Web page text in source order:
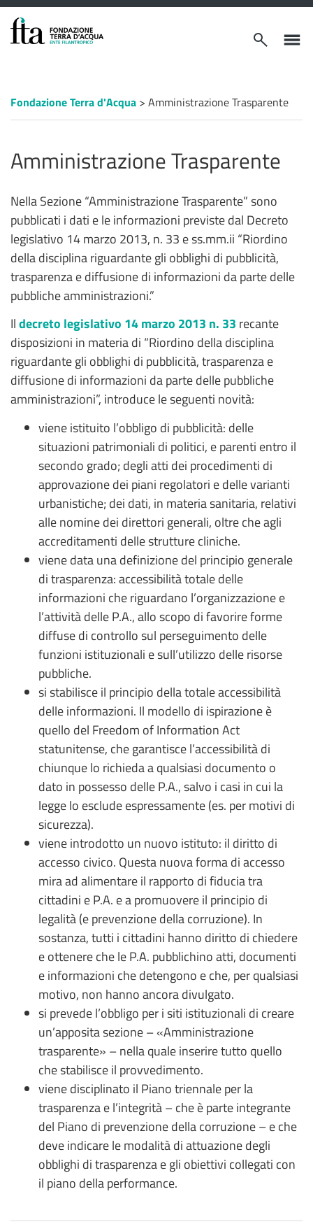
VAI AL CONTENUTO PRINCIPALE
Apri/
Apri/chiudi
Percorso
a
"briciole
Fondazione Terra d'Acqua > Amministrazione Trasparente
Amministrazione Trasparente
Nella Sezione “Amministrazione Trasparente” sono
pubblicati i dati e le informazioni previste dal Decreto
legislativo 14 marzo 2013, n. 33 e ss.mm.ii “Riordino
della disciplina riguardante gli obblighi di pubblicità,
trasparenza e diffusione di informazioni da parte delle
pubbliche amministrazioni.”
Ildecreto legislativo 14 marzo 2013 n. 33 recante
disposizioni in materia di “Riordino della disciplina
riguardante gli obblighi di pubblicità, trasparenza e
diffusione di informazioni da parte delle pubbliche
amministrazioni”, introduce le seguenti novità:
viene istituito l’obbligo di pubblicità: delle
situazioni patrimoniali di politici, e parenti entro il
secondo grado; degli atti dei procedimenti di
approvazione dei piani regolatori e delle varianti
urbanistiche; dei dati, in materia sanitaria, relativi
alle nomine dei direttori generali, oltre che agli
accreditamenti delle strutture cliniche.
viene data una definizione del principio generale
di trasparenza: accessibilità totale delle
informazioni che riguardano l’organizzazione e
l’attività delle P.A., allo scopo di favorire forme
diffuse di controllo sul perseguimento delle
funzioni istituzionali e sull’utilizzo delle risorse
pubbliche.
si stabilisce il principio della totale accessibilità
delle informazioni. Il modello di ispirazione è
quello del Freedom of Information Act
statunitense, che garantisce l’accessibilità di
chiunque lo richieda a qualsiasi documento o
dato in possesso delle P.A., salvo i casi in cui la
legge lo esclude espressamente (es. per motivi di
sicurezza).
viene introdotto un nuovo istituto: il diritto di
accesso civico. Questa nuova forma di accesso
mira ad alimentare il rapporto di fiducia tra
cittadini e P.A. e a promuovere il principio di
legalità (e prevenzione della corruzione). In
sostanza, tutti i cittadini hanno diritto di chiedere
e ottenere che le P.A. pubblichino atti, documenti
e informazioni che detengono e che, per qualsiasi
motivo, non hanno ancora divulgato.
si prevede l’obbligo per i siti istituzionali di creare
un’apposita sezione – «Amministrazione
trasparente» – nella quale inserire tutto quello
che stabilisce il provvedimento.
viene disciplinato il Piano triennale per la
trasparenza e l’integrità – che è parte integrante
del Piano di prevenzione della corruzione – e che
deve indicare le modalità di attuazione degli
obblighi di trasparenza e gli obiettivi collegati con
il piano della performance.